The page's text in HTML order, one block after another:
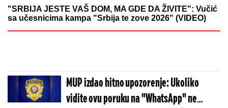
"SRBIJA JESTE VAŠ DOM, MA GDE DA ŽIVITE": Vučić
sa učesnicima kampa "Srbija te zove 2026" (VIDEO)
MUP izdao hitno upozorenje: Ukoliko
vidite ovu poruku na "WhatsApp" ne